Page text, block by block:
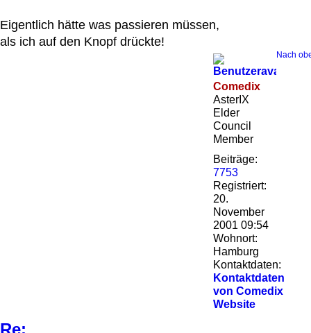
Eigentlich hätte was passieren müssen,
als ich auf den Knopf drückte!
Nach
Comedix
AsterIX
Elder
Council
Member
Beiträge:
7753
Registriert:
20.
November
2001 09:54
Wohnort:
Hamburg
Kontaktdaten:
Kontaktdaten
von Comedix
Website